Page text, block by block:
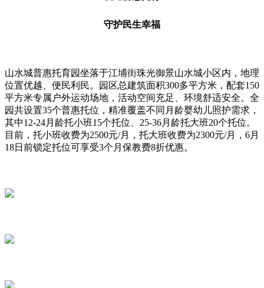
守护民生幸福
山水城普惠托育园坐落于江埔街珠光御景山水城小区内，地理
位置优越、便民利民。园区总建筑面积300多平方米，配套150
平方米专属户外运动场地，活动空间充足、环境舒适安全。全
园共设置35个普惠托位，精准覆盖不同月龄婴幼儿照护需求，
其中12-24月龄托小班15个托位、25-36月龄托大班20个托位。
目前，托小班收费为2500元/月，托大班收费为2300元/月，6月
18日前锁定托位可享受3个月保教费8折优惠。